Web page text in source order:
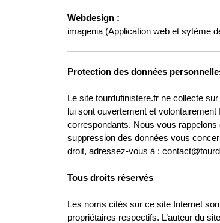
Webdesign :
imagenia (Application web et sytème
Protection des données
Le site tourdufinistere.fr ne collecte
lui sont ouvertement et
correspondants. Nous vous rappelons
suppression des données vous
droit, adressez-vous à :
Tous droits réservés
Les noms cités sur ce site Internet
propriétaires respectifs. L’auteur du